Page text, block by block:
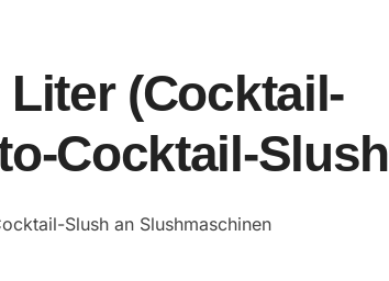
(Cocktail-
Cocktail-Slush